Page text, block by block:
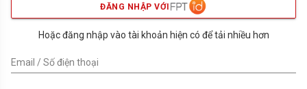
ĐĂNG NHẬP VỚI
Hoặc đăng nhập vào tài khoản hiện có để tải nhiều hơn
Email / Số điện thoại